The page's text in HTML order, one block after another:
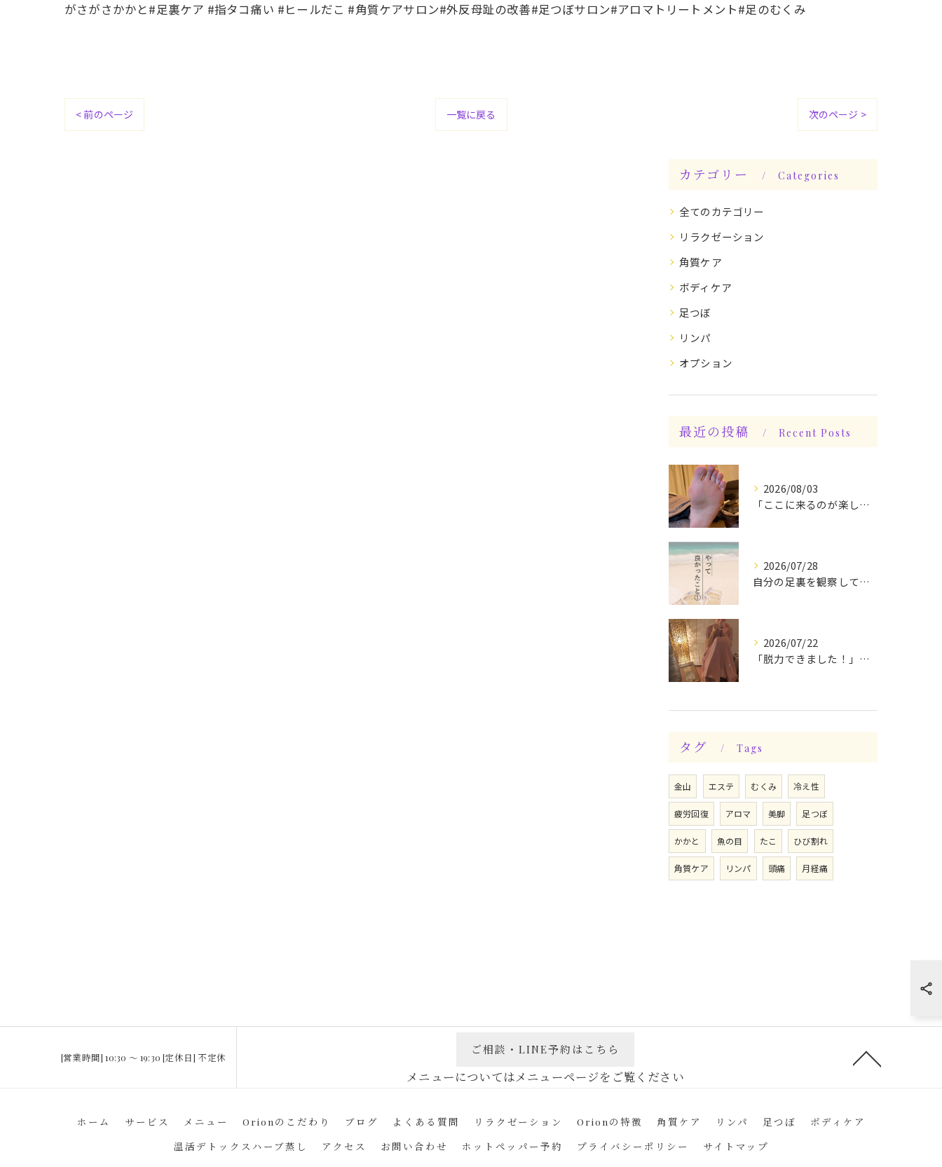
がさがさかかと#足裏ケア #指タコ痛い #ヒールだこ #角質ケアサロン#外反母趾の改善#足つぼサロン#アロマトリートメント#足のむくみ
< 前のページ 一覧に戻る 次のページ >
カテゴリー Categories
全てのカテゴリー
リラクゼーション
角質ケア
ボディケア
足つぼ
リンパ
オプション
最近の投稿 Recent Posts
2026/08/03
「ここに来るのが楽しみです♪」と、言っていただけます◎
2026/07/28
自分の足裏を観察してみる！やって良かったぁ〜♪
2026/07/22
「脱力できました！」今日は私の時間♪全身メンテナンスデー☆
タグ Tags
金山 エステ むくみ 冷え性
疲労回復 アロマ 美脚 足つぼ
かかと 魚の目 たこ ひび割れ
角質ケア リンパ 頭痛 月経痛
[営業時間] 10:30 〜 19:30 [定休日] 不定休
ご相談・LINE予約はこちら
ホーム サービス メニュー Orionのこだわり ブログ よくある質問 リラクゼーション Orionの特徴 角質ケア リンパ 足つぼ
ボディケア
温活デトックスハーブ蒸し
アクセス お問い合わせ ホットペッパー予約 プライバシーポリシー サイトマップ